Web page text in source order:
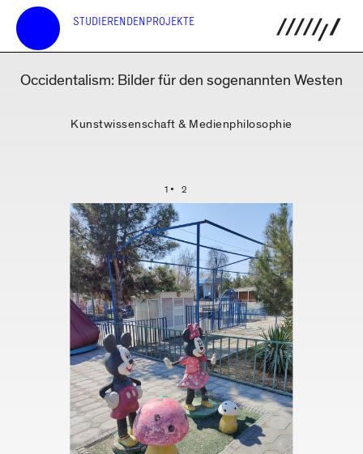
STUDIERENDENPROJEKTE
Occidentalism: Bilder für den sogenannten Westen
Kunstwissenschaft & Medienphilosophie
1 2